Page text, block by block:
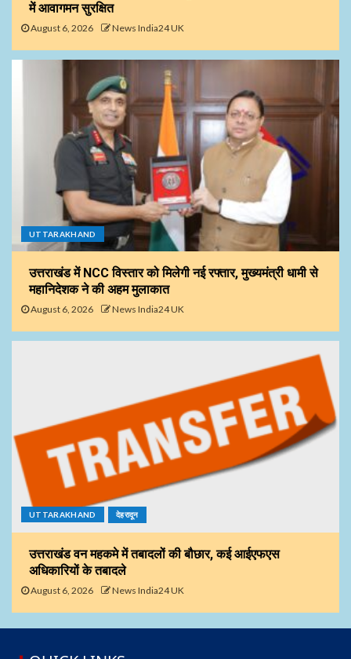
में आवागमन सुरक्षित
August 6, 2026 News India24 UK
UTTARAKHAND
उत्तराखंड में NCC विस्तार को मिलेगी नई रफ्तार, मुख्यमंत्री धामी से
महानिदेशक ने की अहम मुलाकात
August 6, 2026 News India24 UK
UTTARAKHAND देहरादून
उत्तराखंड वन महकमे में तबादलों की बौछार, कई आईएफएस
अधिकारियों के तबादले
August 6, 2026 News India24 UK